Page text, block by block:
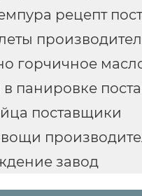
рецепт
горчичное
панировке
поставщики
завод